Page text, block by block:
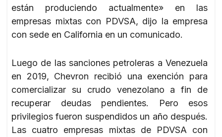
están produciendo actualmente» en las
empresas mixtas con PDVSA, dijo la empresa
con sede en California en un comunicado.
Luego de las sanciones petroleras a Venezuela
en 2019, Chevron recibió una exención para
comercializar su crudo venezolano a fin de
recuperar deudas pendientes. Pero esos
privilegios fueron suspendidos un año después.
Las cuatro empresas mixtas de PDVSA con